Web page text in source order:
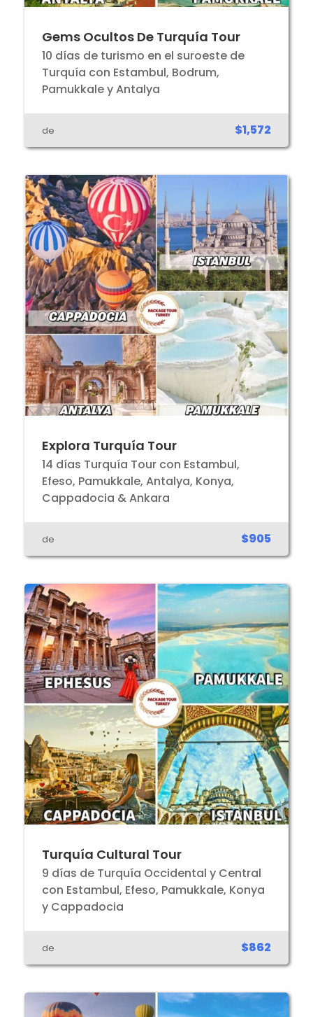
Gems Ocultos De Turquía Tour
10 días de turismo en el suroeste de
Turquía con Estambul, Bodrum,
Pamukkale y Antalya
de $1,572
Explora Turquía Tour
14 días Turquía Tour con Estambul,
Efeso, Pamukkale, Antalya, Konya,
Cappadocia & Ankara
de $905
Turquía Cultural Tour
9 días de Turquía Occidental y Central
con Estambul, Efeso, Pamukkale, Konya
y Cappadocia
de $862